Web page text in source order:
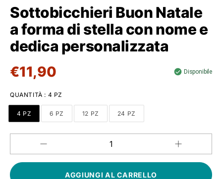
Sottobicchieri Buon Natale
a forma di stella con nome e
dedica personalizzata
€11,90 Disponibile
QUANTITÀ : 4 PZ
4 PZ 6 PZ 12 PZ 24 PZ
Diminuisci
quantità
per
Sottobicchieri
Aumenta
quantità
Sottobicchieri